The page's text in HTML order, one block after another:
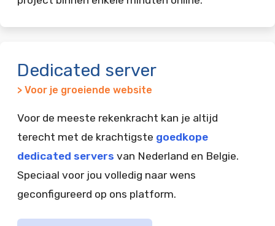
Dedicated server
> Voor je groeiende website
Voor de meeste rekenkracht kan je altijd
terecht met de krachtigste goedkope
dedicated servers van Nederland en Belgie.
Speciaal voor jou volledig naar wens
geconfigureerd op ons platform.